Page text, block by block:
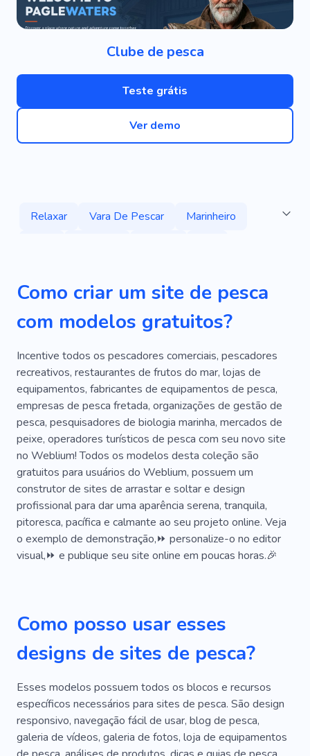
Clube de pesca
Teste grátis
Ver demo
Relaxar Vara De Pescar
Marinheiro
Grande Jogo
Experiência
Percorrer
Serviços
Aventura
Animais Selvagens
Lazer
Geografia
Mergulho Para Iniciantes
Parques Nacionais
Subaquático
Oceano
Munição
Praias
Acampar Para Recreação
Água Doce
Combustível
Cavalos
Água Salgada
Enviar Escalada
Mergulho Debaixo D'água
Férias Na Água
Iate
Aluguel Equipamento
Camping
Reserva
Caminhada Falcoaria
Pesca
Deserto
Selva Parapente
Peru
Lugar Atmosférico
Paisagens
Passeios a Cavalo Seguros
Viagens Marítimas
Malas
Água
Passeio Aquático
Diversão No Iate
Como criar um site de pesca
com modelos gratuitos?
Incentive todos os pescadores comerciais, pescadores
recreativos, restaurantes de frutos do mar, lojas de
equipamentos, fabricantes de equipamentos de pesca,
empresas de pesca fretada, organizações de gestão de
pesca, pesquisadores de biologia marinha, mercados de
peixe, operadores turísticos de pesca com seu novo site
no Weblium! Todos os modelos desta coleção são
gratuitos para usuários do Weblium, possuem um
construtor de sites de arrastar e soltar e design
profissional para dar uma aparência serena, tranquila,
pitoresca, pacífica e calmante ao seu projeto online. Veja
o exemplo de demonstração,⏩ personalize-o no editor
visual,⏩ e publique seu site online em poucas horas.🎉
Como posso usar esses
designs de sites de pesca?
Esses modelos possuem todos os blocos e recursos
específicos necessários para sites de pesca. São design
responsivo, navegação fácil de usar, blog de pesca,
galeria de vídeos, galeria de fotos, loja de equipamentos